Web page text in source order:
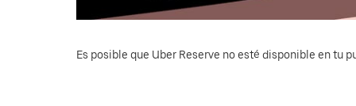
Es posible que Uber Reserve no esté disponible en tu